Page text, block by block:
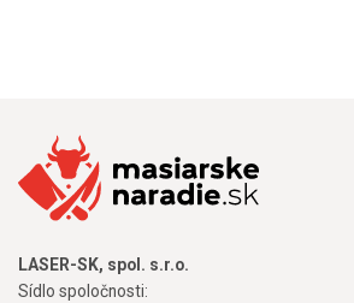
LASER-SK, spol. s.r.o.
Sídlo spoločnosti: